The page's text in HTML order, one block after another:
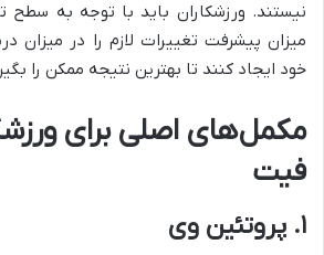
نیستند. ورزشکاران باید با توجه به سطح
میزان پیشرفت تغییرات لازم را در
خود ایجاد کنند تا بهترین نتیجه ممکن را
مکمل‌های اصلی برای
فیت
۱. پروتئین وی